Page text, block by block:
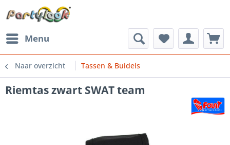
Menu
Naar overzicht Tassen & Buidels
Riemtas zwart SWAT team